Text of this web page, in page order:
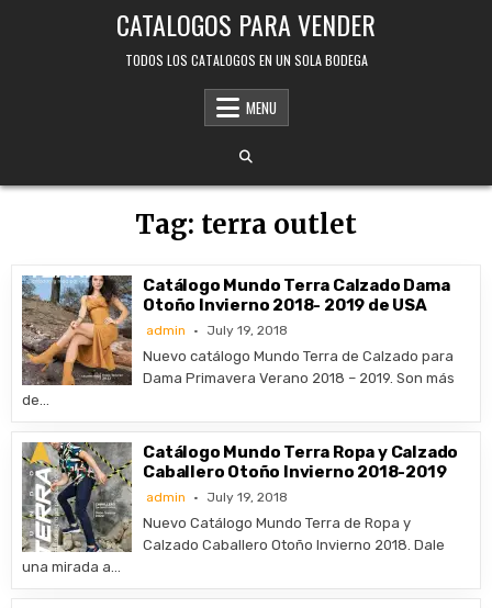
CATALOGOS PARA VENDER
TODOS LOS CATALOGOS EN UN SOLA BODEGA
MENU
Tag: terra outlet
Catálogo Mundo Terra Calzado Dama
Otoño Invierno 2018- 2019 de USA
admin July 19, 2018
Nuevo catálogo Mundo Terra de Calzado para
Dama Primavera Verano 2018 – 2019. Son más
de…
Catálogo Mundo Terra Ropa y Calzado
Caballero Otoño Invierno 2018-2019
admin July 19, 2018
Nuevo Catálogo Mundo Terra de Ropa y
Calzado Caballero Otoño Invierno 2018. Dale
una mirada a…